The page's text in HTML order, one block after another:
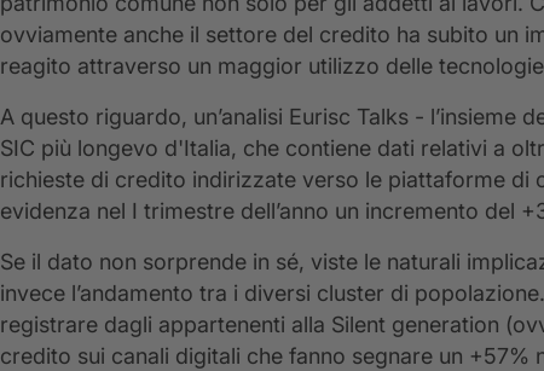
ovviamente anche il settore del credito ha subito un
reagito attraverso un maggior utilizzo delle
A questo riguardo, un’analisi Eurisc Talks - l’insieme
SIC più longevo d'Italia, che contiene dati relativi a
richieste di credito indirizzate verso le piattaforme di
evidenza nel I trimestre dell’anno un incremento del
Se il dato non sorprende in sé, viste le naturali
invece l’andamento tra i diversi cluster di
registrare dagli appartenenti alla Silent generation
credito sui canali digitali che fanno segnare un